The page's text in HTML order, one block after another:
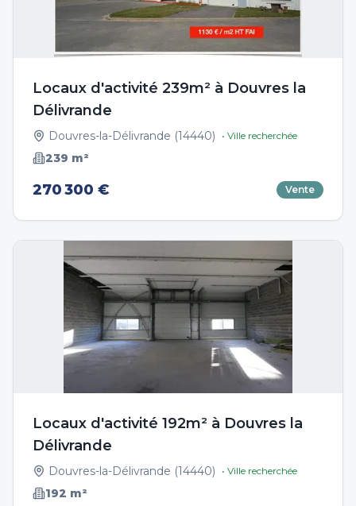
Locaux d'activité 239m² à Douvres la
Délivrande
Douvres-la-Délivrande (14440) • Ville recherchée
239 m²
270 300 € Vente
Locaux d'activité 192m² à Douvres la
Délivrande
Douvres-la-Délivrande (14440) • Ville recherchée
192 m²